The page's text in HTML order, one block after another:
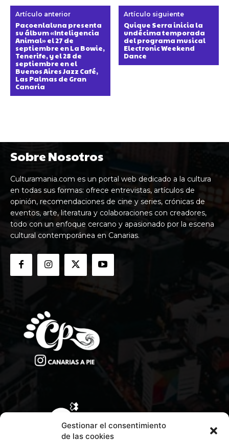
Gestionar el consentimiento
de las cookies
Artículo anterior
Pacoenlaluna presenta
su álbum «Inteligencia
Animal» el 27 de
septiembre en La Bowie,
Tenerife, y el 28 de
septiembre en el
Buenos Aires Jazz Café,
Las Palmas de Gran
Canaria
Artículo siguiente
Quique Serra inicia la
undécima temporada
del programa musical
Electronic Weekend
Dance
Sobre Nosotros
Culturamania.com es un portal web dedicado a la cultura
en todas sus formas: ofrece entrevistas, artículos de
opinión, recomendaciones de cine y series, crónicas de
eventos, arte, literatura y colaboraciones con creadores,
todo con un enfoque cercano y apasionado por la escena
cultural contemporánea en Canarias.